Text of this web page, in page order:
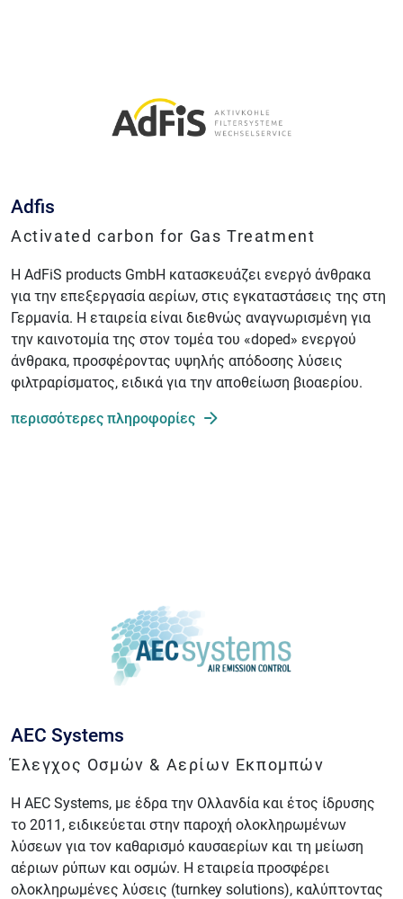
Adfis
Activated carbon for Gas Treatment
Η AdFiS products GmbH κατασκευάζει ενεργό άνθρακα
για την επεξεργασία αερίων, στις εγκαταστάσεις της στη
Γερμανία. Η εταιρεία είναι διεθνώς αναγνωρισμένη για
την καινοτομία της στον τομέα του «doped» ενεργού
άνθρακα, προσφέροντας υψηλής απόδοσης λύσεις
φιλτραρίσματος, ειδικά για την αποθείωση βιοαερίου.
περισσότερες πληροφορίες
AEC Systems
Έλεγχος Οσμών & Αερίων Εκπομπών
Η AEC Systems, με έδρα την Ολλανδία και έτος ίδρυσης
το 2011, ειδικεύεται στην παροχή ολοκληρωμένων
λύσεων για τον καθαρισμό καυσαερίων και τη μείωση
αέριων ρύπων και οσμών. Η εταιρεία προσφέρει
ολοκληρωμένες λύσεις (turnkey solutions), καλύπτοντας